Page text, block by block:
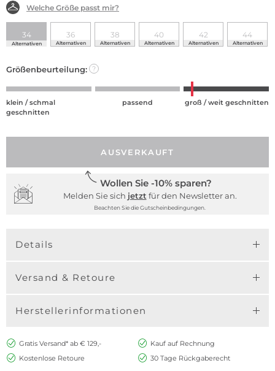
Welche Größe passt mir?
34
Alternativen
36
Alternativen
38
Alternativen
40
Alternativen
42
Alternativen
44
Alternativen
Größenbeurteilung: ?
klein / schmal
geschnitten
passend groß / weit geschnitten
AUSVERKAUFT
Wollen Sie -10% sparen?
Melden Sie sich jetzt für den Newsletter an.
Beachten Sie die Gutscheinbedingungen.
Details
Versand & Retoure
Herstellerinformationen
Gratis Versand* ab € 129,-
Kauf auf Rechnung
Kostenlose Retoure
30 Tage Rückgaberecht